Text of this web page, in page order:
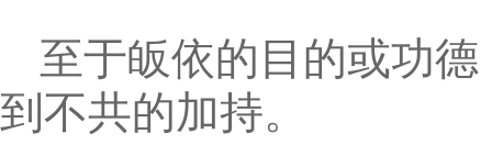
至于皈依的目的或功
到不共的加持。